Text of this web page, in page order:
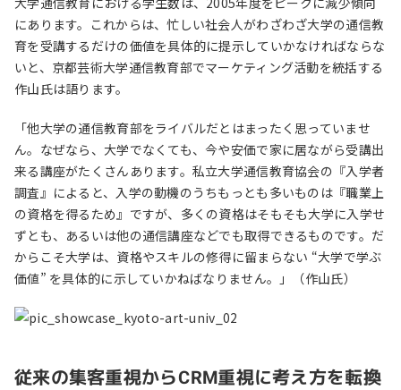
にあります。これからは、忙しい社会人がわざわざ大学の通信教
育を受講するだけの価値を具体的に提示していかなければならな
いと、京都芸術大学通信教育部でマーケティング活動を統括する
作山氏は語ります。
「他大学の通信教育部をライバルだとはまったく思っていませ
ん。なぜなら、大学でなくても、今や安価で家に居ながら受講出
来る講座がたくさんあります。私立大学通信教育協会の『入学者
調査』によると、入学の動機のうちもっとも多いものは『職業上
の資格を得るため』ですが、多くの資格はそもそも大学に入学せ
ずとも、あるいは他の通信講座などでも取得できるものです。だ
からこそ大学は、資格やスキルの修得に留まらない “大学で学ぶ
価値” を具体的に示していかねばなりません。」（作山氏）
従来の集客重視からCRM重視に考え方を転換